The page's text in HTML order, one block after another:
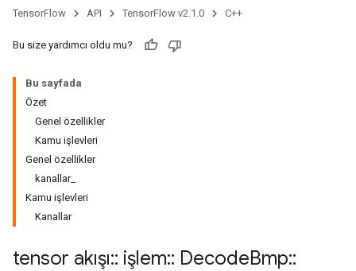
TensorFlow API TensorFlow v2.1.0 C++
Bu size yardımcı oldu mu?
Bu sayfada
Özet
Genel özellikler
Kamu işlevleri
Genel özellikler
kanallar_
Kamu işlevleri
Kanallar
tensor akışı:: işlem:: DecodeBmp::